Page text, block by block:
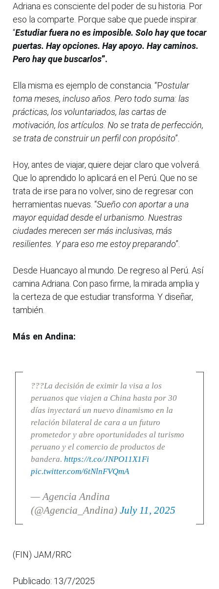
Adriana es consciente del poder de su historia. Por
eso la comparte. Porque sabe que puede inspirar.
“Estudiar fuera no es imposible. Solo hay que tocar
puertas. Hay opciones. Hay apoyo. Hay caminos.
Pero hay que buscarlos”.
Ella misma es ejemplo de constancia. “Postular
toma meses, incluso años. Pero todo suma: las
prácticas, los voluntariados, las cartas de
motivación, los artículos. No se trata de perfección,
se trata de construir un perfil con propósito”.
Hoy, antes de viajar, quiere dejar claro que volverá.
Que lo aprendido lo aplicará en el Perú. Que no se
trata de irse para no volver, sino de regresar con
herramientas nuevas. “Sueño con aportar a una
mayor equidad desde el urbanismo. Nuestras
ciudades merecen ser más inclusivas, más
resilientes. Y para eso me estoy preparando”.
Desde Huancayo al mundo. De regreso al Perú. Así
camina Adriana. Con paso firme, la mirada amplia y
la certeza de que estudiar transforma. Y diseñar,
también.
Más en Andina:
???La decisión de eximir la visa a los
peruanos que viajen a China hasta por 30
días inyectará un nuevo dinamismo en la
relación bilateral de cara a un futuro
prometedor y abre oportunidades al turismo
peruano y el comercio de productos de
bandera. https://t.co/JNPO11X1Fi
pic.twitter.com/6tNlnFVQmA
— Agencia Andina
(@Agencia_Andina) July 11, 2025
(FIN) JAM/RRC
Publicado: 13/7/2025